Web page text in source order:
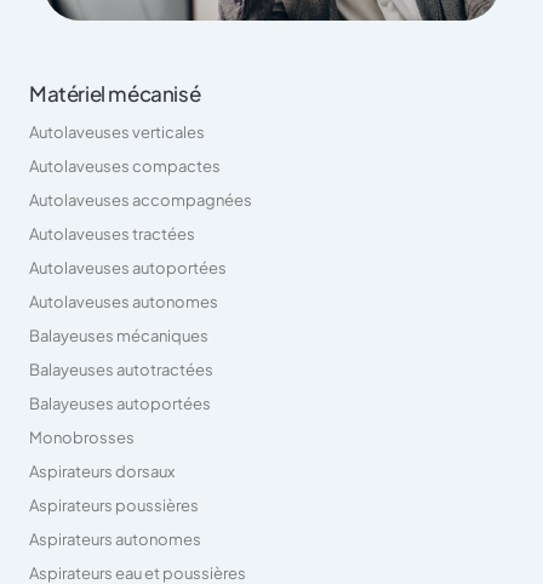
Matériel mécanisé
Autolaveuses verticales
Autolaveuses compactes
Autolaveuses accompagnées
Autolaveuses tractées
Autolaveuses autoportées
Autolaveuses autonomes
Balayeuses mécaniques
Balayeuses autotractées
Balayeuses autoportées
Monobrosses
Aspirateurs dorsaux
Aspirateurs poussières
Aspirateurs autonomes
Aspirateurs eau et poussières